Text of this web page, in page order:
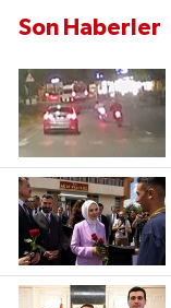
Son Haberler